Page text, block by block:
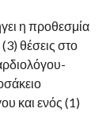
η προθεσμία
θέσεις στο
και ενός (1)